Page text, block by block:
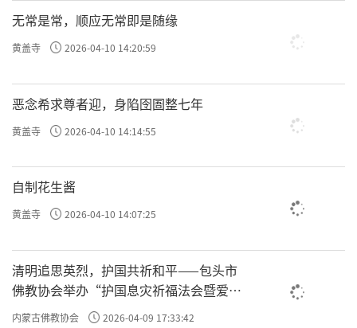
无常是常，顺应无常即是随缘
黄盖寺 2026-04-10 14:20:59
恶念希求尊者迎，身陷囹圄整七年
黄盖寺 2026-04-10 14:14:55
自制花生酱
黄盖寺 2026-04-10 14:07:25
清明追思英烈，护国共祈和平——包头市
佛教协会举办“护国息灾祈福法会暨爱国
主义电影观影活动”
内蒙古佛教协会 2026-04-09 17:33:42